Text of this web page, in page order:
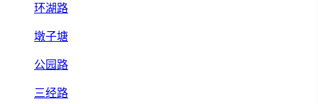
环湖路
墩子塘
公园路
三经路